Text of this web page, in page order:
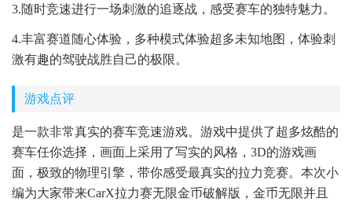
3.随时竞速进行一场刺激的追逐战，感受赛车的独特魅力。
4.丰富赛道随心体验，多种模式体验超多未知地图，体验刺
激有趣的驾驶战胜自己的极限。
游戏点评
是一款非常真实的赛车竞速游戏。游戏中提供了超多炫酷的
赛车任你选择，画面上采用了写实的风格，3D的游戏画
面，极致的物理引擎，带你感受最真实的拉力竞赛。本次小
编为大家带来CarX拉力赛无限金币破解版，金币无限并且